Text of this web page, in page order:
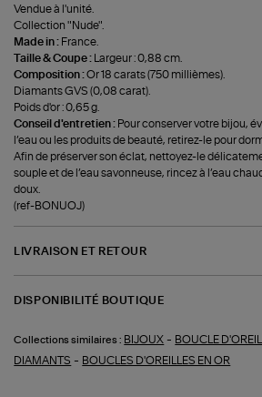
Vendue à l'unité.
Collection "Nude".
Made in : France.
Taille & Coupe : Largeur : 0,88 cm.
Composition :Or 18 carats (750 millièmes).
Diamants GVS (0,08 carat).
Poids d'or : 0,65 g.
Conseil d'entretien : Pour conserver votre bijou,
l’eau ou les produits de beauté, retirez-le pour
Afin de préserver son éclat, nettoyez-le
souple et de l’eau savonneuse, rincez à l’eau
doux.
(ref-BONUOJ)
LIVRAISON ET RETOUR
DISPONIBILITÉ BOUTIQUE
Collections similaires : BIJOUX - BOUCLE
DIAMANTS - BOUCLES D'OREILLES EN OR